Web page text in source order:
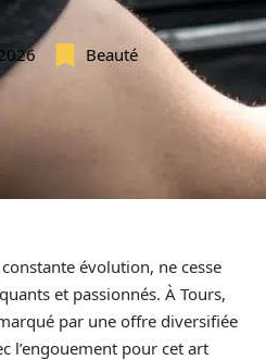
Beauté
évolution, ne cesse
et passionnés. À Tours,
par une offre diversifiée
l’engouement pour cet art